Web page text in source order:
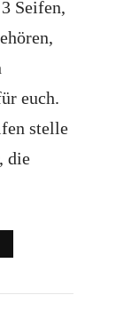
Seifen,
euch.
stelle
die